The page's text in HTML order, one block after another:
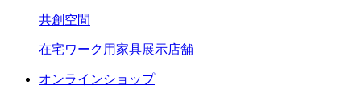
共創空間
在宅ワーク用家具展示店舗
オンラインショップ